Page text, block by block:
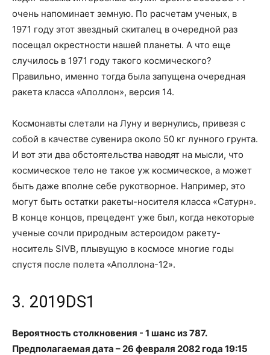
очень напоминает земную. По расчетам ученых, в
1971 году этот звездный скиталец в очередной раз
посещал окрестности нашей планеты. А что еще
случилось в 1971 году такого космического?
Правильно, именно тогда была запущена очередная
ракета класса «Аполлон», версия 14.
Космонавты слетали на Луну и вернулись, привезя с
собой в качестве сувенира около 50 кг лунного грунта.
И вот эти два обстоятельства наводят на мысли, что
космическое тело не такое уж космическое, а может
быть даже вполне себе рукотворное. Например, это
могут быть остатки ракеты-носителя класса «Сатурн».
В конце концов, прецедент уже был, когда некоторые
ученые сочли природным астероидом ракету-
носитель SIVB, плывущую в космосе многие годы
спустя после полета «Аполлона-12».
3. 2019DS1
Вероятность столкновения - 1 шанс из 787.
Предполагаемая дата – 26 февраля 2082 года 19:15